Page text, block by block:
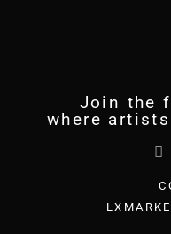
Join the
where